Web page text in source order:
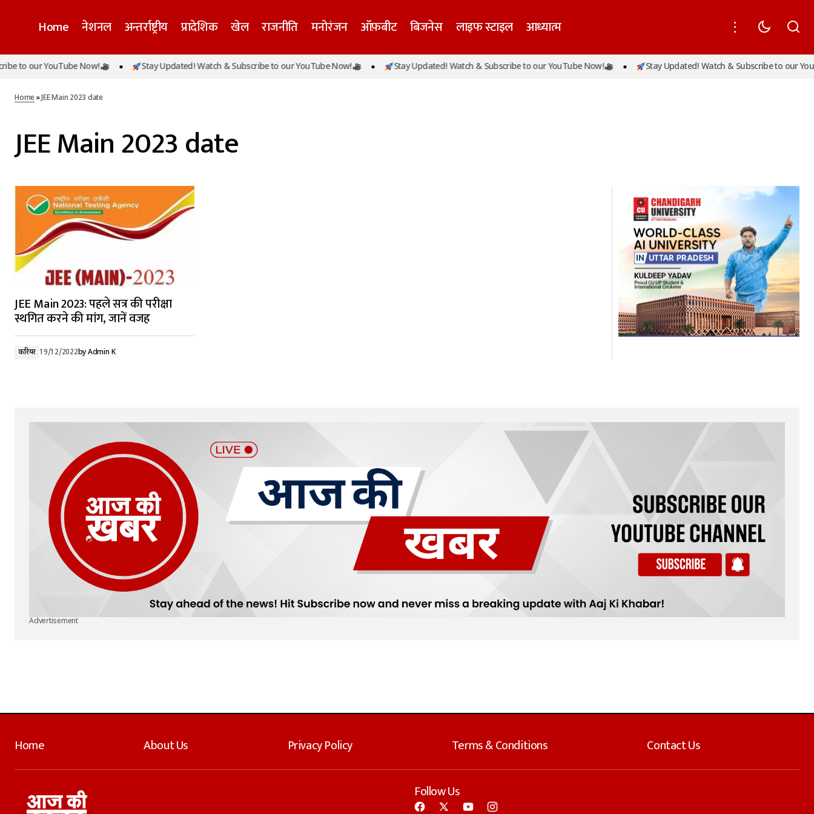
Home नेशनल अन्तर्राष्ट्रीय प्रादेशिक खेल राजनीति मनोरंजन ऑफ़बीट बिजनेस लाइफ स्टाइल आध्यात्म
to our YouTube Now! Stay Updated! Watch & Subscribe to our YouTube Now! Stay Updated! Watch & Subscribe to our YouTube Now! Stay Updated! Watch & Subscribe to our
Home»JEE Main 2023 date
JEE Main 2023 date
JEE Main 2023: पहले सत्र की परीक्षा
स्थगित करने की मांग, जानें वजह
करियर 19/12/2022byAdmin K
Advertisement
Home About Us Privacy Policy Terms & Conditions Contact Us
Follow Us